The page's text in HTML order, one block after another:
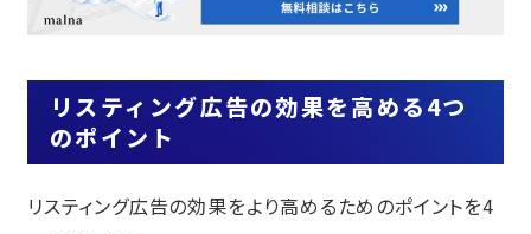
リスティング広告の効果を高める4つ
のポイント
リスティング広告の効果をより高めるためのポイントを4